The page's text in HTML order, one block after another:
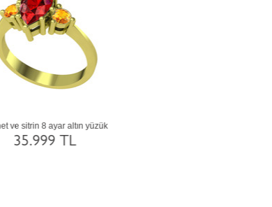
zirkon ve pembe kuvars 14 ayar
beyaz altın yüzük